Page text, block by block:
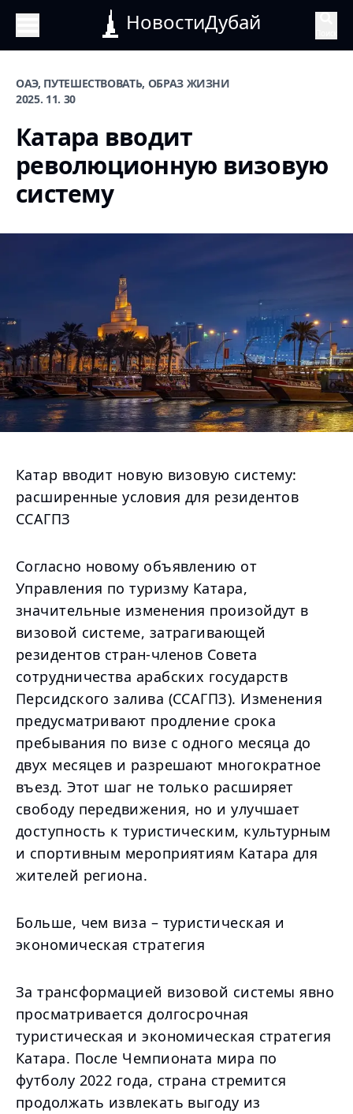
НовостиДубай
ОАЭ, ПУТЕШЕСТВОВАТЬ, ОБРАЗ ЖИЗНИ
2025. 11. 30
Катара вводит
революционную визовую
систему
Катар вводит новую визовую систему:
расширенные условия для резидентов
ССАГПЗ
Согласно новому объявлению от
Управления по туризму Катара,
значительные изменения произойдут в
визовой системе, затрагивающей
резидентов стран-членов Совета
сотрудничества арабских государств
Персидского залива (ССАГПЗ). Изменения
предусматривают продление срока
пребывания по визе с одного месяца до
двух месяцев и разрешают многократное
въезд. Этот шаг не только расширяет
свободу передвижения, но и улучшает
доступность к туристическим, культурным
и спортивным мероприятиям Катара для
жителей региона.
Больше, чем виза – туристическая и
экономическая стратегия
За трансформацией визовой системы явно
просматривается долгосрочная
туристическая и экономическая стратегия
Катара. После Чемпионата мира по
футболу 2022 года, страна стремится
продолжать извлекать выгоду из